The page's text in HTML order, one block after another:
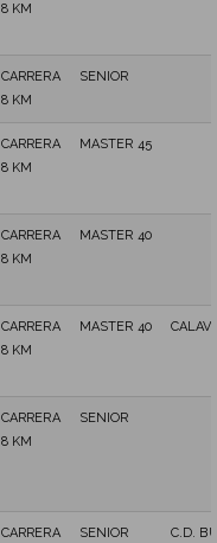
8 KM
CARRERA
8 KM
SENIOR
CARRERA
8 KM
MASTER 45
CARRERA
8 KM
MASTER 40
CARRERA
8 KM
MASTER 40
CARRERA
8 KM
SENIOR
CARRERA
SENIOR
C.D.